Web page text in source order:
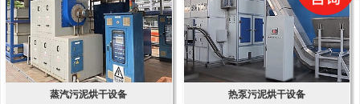
蒸汽污泥烘干设备 热泵污泥烘干设备